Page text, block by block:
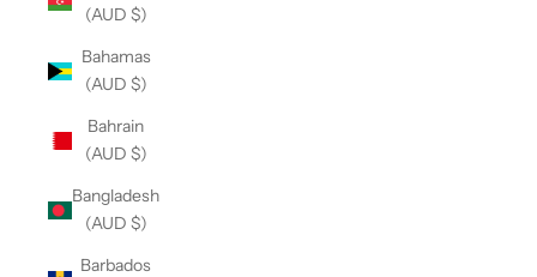
(AUD $)
Bahamas
(AUD $)
Bahrain
(AUD $)
Bangladesh
(AUD $)
Barbados